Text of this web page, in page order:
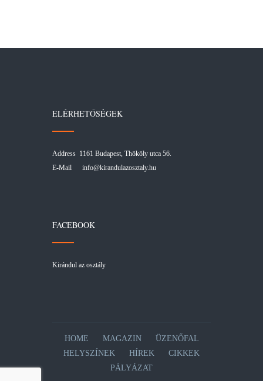
ELÉRHETŐSÉGEK
Address 1161 Budapest, Thököly utca 56.
E-Mail info@kirandulazosztaly.hu
FACEBOOK
Kirándul az osztály
HOME MAGAZIN
ÜZENŐFAL
HELYSZÍNEK
HÍREK
CIKKEK
PÁLYÁZAT